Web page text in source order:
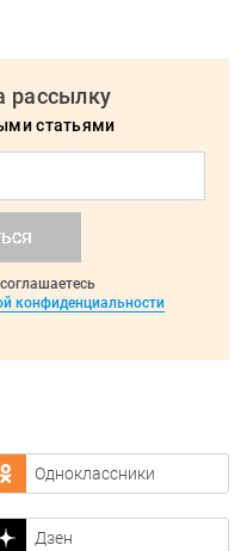
рассылку
статьями
конфиденциальности
Одноклассники
Дзен